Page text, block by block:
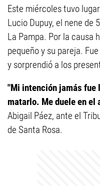
Este miércoles tuvo
Lucio Dupuy, el nene de
La Pampa. Por la causa
pequeño y su pareja.
y sorprendió a los
"Mi intención jamás fue
matarlo. Me duele en el
Abigail Páez, ante el
de Santa Rosa.